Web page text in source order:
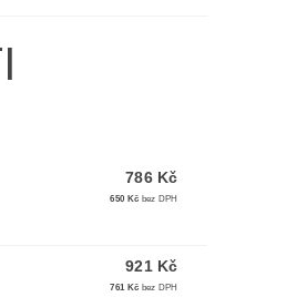
786 Kč
650 Kč bez DPH
921 Kč
761 Kč bez DPH